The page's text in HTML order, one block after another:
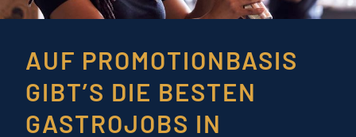
AUF PROMOTIONBASIS
GIBT’S DIE BESTEN
GASTROJOBS IN